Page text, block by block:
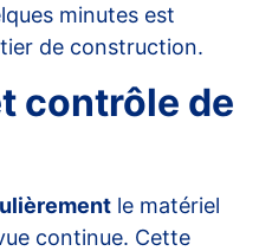
minutes est
de construction.
contrôle de
le matériel
continue. Cette